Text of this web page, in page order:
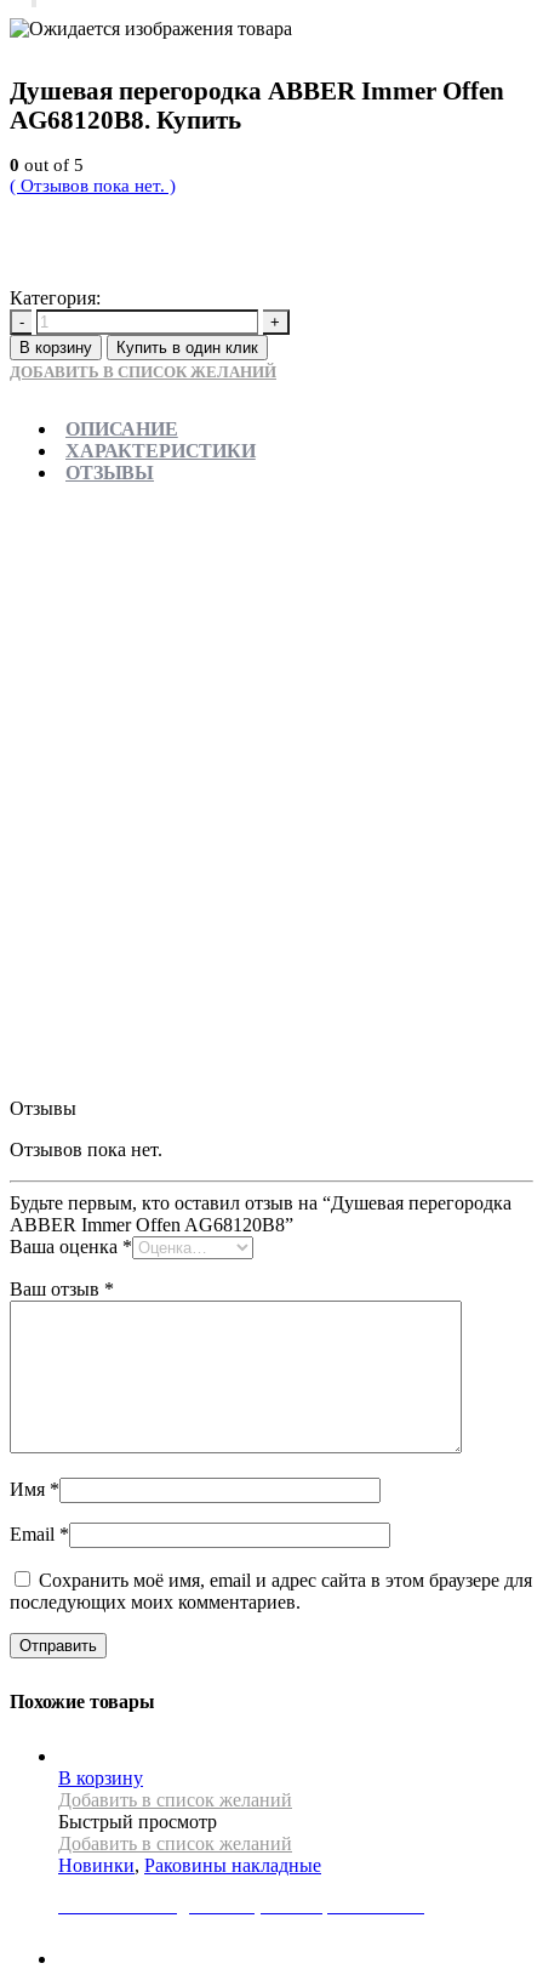
Душевая перегородка ABBER Immer Offen
AG68120B8. Купить
0 out of 5
( Отзывов пока нет. )
Категория:
-
+
В корзину
Купить в один клик
ДОБАВИТЬ В СПИСОК ЖЕЛАНИЙ
ОПИСАНИЕ
ХАРАКТЕРИСТИКИ
ОТЗЫВЫ
Отзывы
Отзывов пока нет.
Будьте первым, кто оставил отзыв на “Душевая перегородка
ABBER Immer Offen AG68120B8”
Ваша оценка *
Ваш отзыв *
Имя *
Email *
Сохранить моё имя, email и адрес сайта в этом браузере для
последующих моих комментариев.
Похожие товары
В корзину
Добавить в список желаний
Быстрый просмотр
Добавить в список желаний
Новинки, Раковины накладные